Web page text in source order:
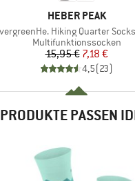
MARKE
HEBER PEAK
Hiking Quarter Socks 2-
Produktgruppe
Multifunktionssocken
Preis
15,95 €reduzierter
7,18 €
4,5(23)
PASSEN